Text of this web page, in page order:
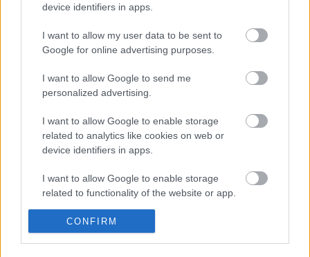
device identifiers in apps.
I want to allow my user data to be sent to
Google for online advertising purposes.
I want to allow Google to send me
personalized advertising.
I want to allow Google to enable storage
related to analytics like cookies on web or
device identifiers in apps.
I want to allow Google to enable storage
related to functionality of the website or app.
I want to allow Google to enable storage
related to personalization.
CONFIRM
szabadtéri játékok vágó zsuzsi homonnay zsolt
peller anna
Csonka András Budapesti Operettszínház
Simon Panna Abigél. musical
Ajánlott bejegyzések:
Meghalt Böröndi Tamás